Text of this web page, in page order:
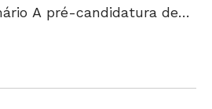
A pré-candidatura de
modelo pouco comum